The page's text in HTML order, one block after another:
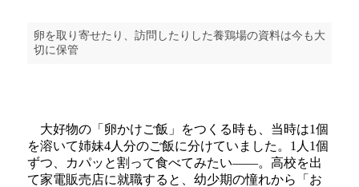
卵を取り寄せたり、訪問したりした養鶏場の資料は今も大
切に保管
大好物の「卵かけご飯」をつくる時も、当時は1個
を溶いて姉妹4人分のご飯に分けていました。1人1個
ずつ、カパッと割って食べてみたい――。高校を出
て家電販売店に就職すると、幼少期の憧れから「お